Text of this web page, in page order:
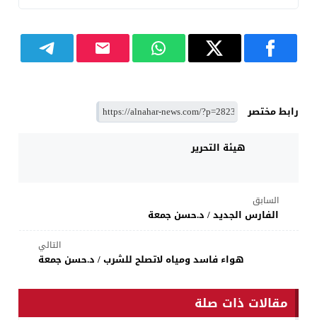
رابط مختصر
هيئة التحرير
السابق
الفارس الجديد / د.حسن جمعة
التالي
هواء فاسد ومياه لاتصلح للشرب / د.حسن جمعة
مقالات ذات صلة